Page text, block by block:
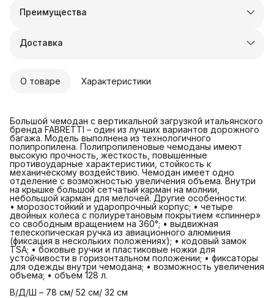
Преимущества
Оплата частями в Сплит
Удобный возврат
Доставка
О товаре Характеристики
Большой чемодан с вертикальной загрузкой итальянского
бренда FABRETTI – один из лучших вариантов дорожного
багажа. Модель выполнена из технологичного
полипропилена. Полипропиленовые чемоданы имеют
высокую прочность, жесткость, повышенные
противоударные характеристики, стойкость к
механическому воздействию. Чемодан имеет одно
отделение с возможностью увеличения объема. Внутри
на крышке большой сетчатый карман на молнии,
небольшой карман для мелочей. Другие особенности:
• морозостойкий и ударопрочный корпус; • четыре
двойных колеса с полиуретановым покрытием «спиннер»
со свободным вращением на 360°; • выдвижная
телескопическая ручка из авиационного алюминия
(фиксация в нескольких положениях); • кодовый замок
TSA; • боковые ручки и пластиковые ножки для
устойчивости в горизонтальном положении; • фиксаторы
для одежды внутри чемодана; • возможность увеличения
объема; • объем 128 л.
В/Д/Ш – 78 см/ 52 см/ 32 см